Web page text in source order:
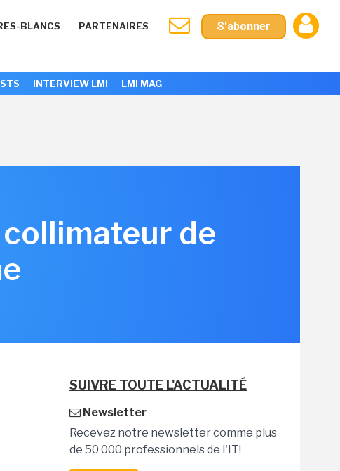
BLANCS PARTENAIRES S'abonner
INTERVIEW LMI LMI MAG
de
SUIVRE TOUTE L'ACTUALITÉ
Newsletter
Recevez notre newsletter comme plus
de 50 000 professionnels de l'IT!